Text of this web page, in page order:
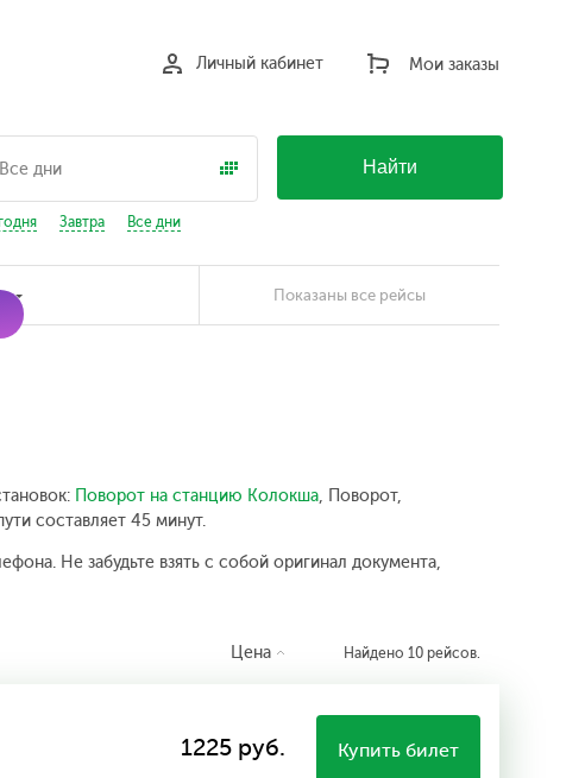
Мои заказы
Личный кабинет
Завтра Все дни
Найти
Показаны все рейсы
Поворот на станцию Колокша, Поворот,
составляет 45 минут.
Не забудьте взять с собой оригинал документа,
Цена Найдено 10 рейсов.
1225 руб. Купить билет